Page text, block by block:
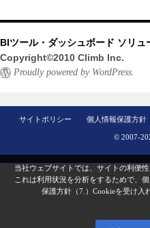
BIツール・ダッシュボード ソリ
Copyright©2010 Climb Inc.
Proudly powered by WordPress.
サイトポリシー 個人情報保護方針
© 2007-
当社ウェブサイトでは、サイトの利便
これは利用状況を分析をするためで、
保護方針（7.） Cookieを受け入